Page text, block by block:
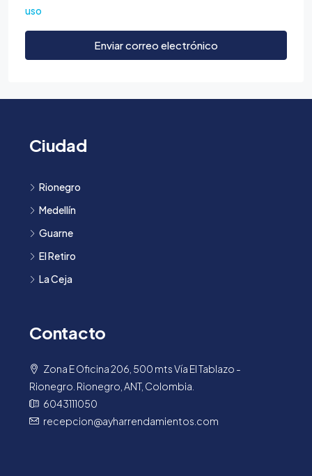
uso
Enviar correo electrónico
Ciudad
Rionegro
Medellín
Guarne
El Retiro
La Ceja
Contacto
Zona E Oficina 206, 500 mts Vía El Tablazo -
Rionegro. Rionegro, ANT, Colombia.
6043111050
recepcion@ayharrendamientos.com